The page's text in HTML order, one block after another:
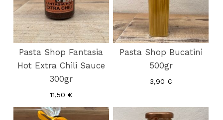
Pasta Shop Fantasia
Hot Extra Chili Sauce
300gr
11,50 €
Pasta Shop Bucatini
500gr
3,90 €